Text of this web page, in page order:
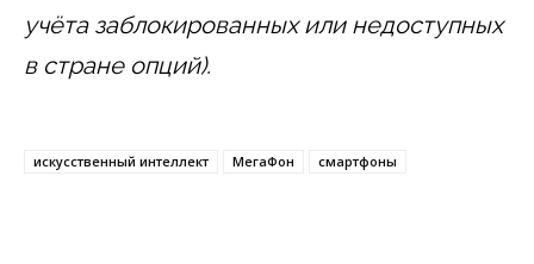
учёта заблокированных или недоступных
в стране опций).
искусственный интеллект МегаФон смартфоны